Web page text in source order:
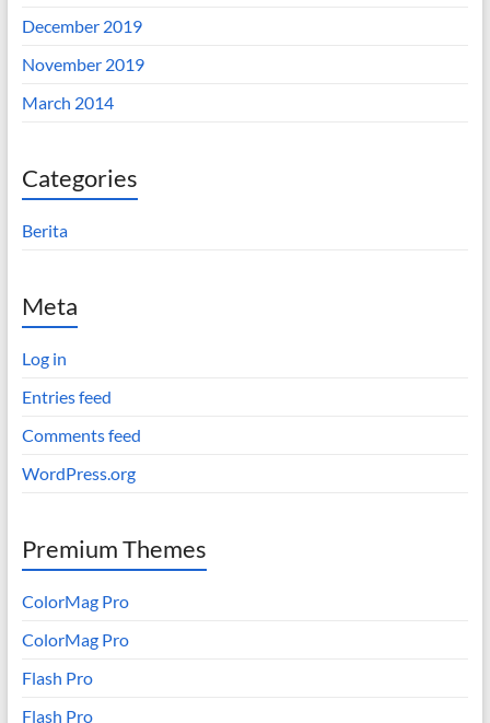
December 2019
November 2019
March 2014
Categories
Berita
Meta
Log in
Entries feed
Comments feed
WordPress.org
Premium Themes
ColorMag Pro
ColorMag Pro
Flash Pro
Flash Pro